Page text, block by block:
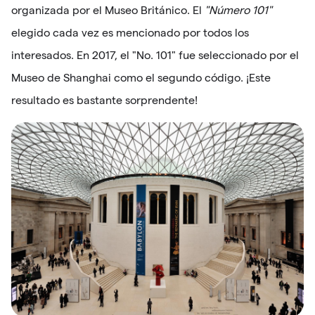
organizada por el Museo Británico. El "Número 101"
elegido cada vez es mencionado por todos los
interesados. En 2017, el "No. 101" fue seleccionado por el
Museo de Shanghai como el segundo código. ¡Este
resultado es bastante sorprendente!